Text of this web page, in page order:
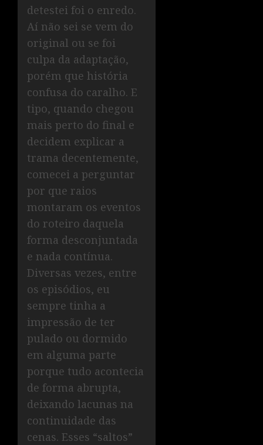
detestei foi o enredo.
Aí não sei se vem do
original ou se foi
culpa da adaptação,
porém que história
confusa do caralho. E
tipo, quando chegou
mais perto do final e
decidem explicar a
trama decentemente,
comecei a perguntar
por que raios
montaram os eventos
do roteiro daquela
forma desconjuntada
e nada contínua.
Diversas vezes, entre
os episódios, eu
sempre tinha a
impressão de ter
pulado ou dormido
em alguma parte
porque tudo acontecia
de forma abrupta,
deixando lacunas na
continuidade das
cenas. Esses “saltos”